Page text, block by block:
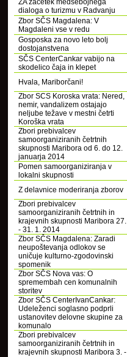
ZA začetek medsebojnega
dialoga o turizmu v Radvanju
Zbor SČS Magdalena: V
Magdaleni vse v redu
Gosposka za novo leto bolj
dostojanstvena
SČS CenterCankar vabijo na
skodelico čaja in klepet
Hvala, Mariborčani!
Zbor SCS Koroska vrata: Nered,
nemir, vandalizem ostajajo
neljube težave v mestni četrti
Koroška vrata
Zbori prebivalcev
samoorganiziranih četrtnih
skupnosti Maribora od 6. do 12.
januarja 2014
Pomen samoorganiziranja v
lokalni skupnosti
Z delavnice moderiranja zborov
Zbori prebivalcev
samoorganiziranih četrtnih in
krajevnih skupnosti Maribora 27.
- 31. 1. 2014
Zbor SČS Magdalena: Zaradi
neupoštevanja odlokov se
uničuje kulturno-zgodovinski
spomenik
Zbor SČS Nova vas: O
spremembah cen komunalnih
storitev
Zbor SČS CenterIvanCankar:
Udeleženci soglasno podprli
ustanovitev delovne skupine za
komunalo
Zbori prebivalcev
samoorganiziranih četrtnih in
krajevnih skupnosti Maribora 3. -